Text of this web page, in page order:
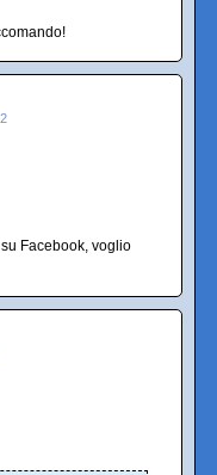
Facebook, voglio